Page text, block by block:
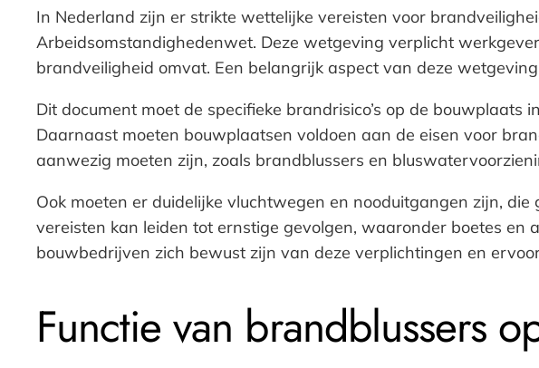
In Nederland zijn er strikte wettelijke vereisten voor
Arbeidsomstandighedenwet. Deze wetgeving verplicht
brandveiligheid omvat. Een belangrijk aspect van deze
Dit document moet de specifieke brandrisico’s op de bouwplaats
Daarnaast moeten bouwplaatsen voldoen aan de eisen voor
aanwezig moeten zijn, zoals brandblussers en
Ook moeten er duidelijke vluchtwegen en nooduitgangen zijn,
vereisten kan leiden tot ernstige gevolgen, waaronder boetes
bouwbedrijven zich bewust zijn van deze verplichtingen en
Functie van brandblussers